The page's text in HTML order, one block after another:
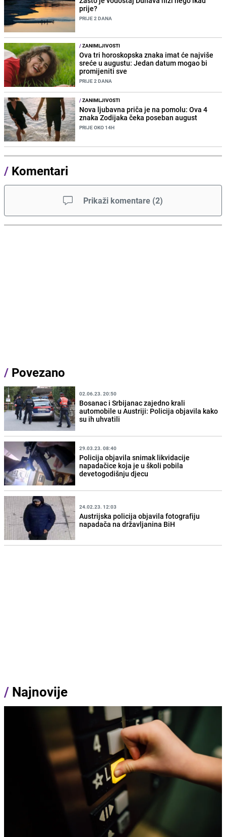
prije?
PRIJE 2 DANA
/ZANIMLJIVOSTI
Ova tri horoskopska znaka imat će najviše
sreće u augustu: Jedan datum mogao bi
promijeniti sve
PRIJE 2 DANA
/ZANIMLJIVOSTI
Nova ljubavna priča je na pomolu: Ova 4
znaka Zodijaka čeka poseban august
PRIJE OKO 14H
/ Komentari
Prikaži komentare (2)
/ Povezano
02.06.23. 20:50
Bosanac i Srbijanac zajedno krali
automobile u Austriji: Policija objavila kako
su ih uhvatili
29.03.23. 08:40
Policija objavila snimak likvidacije
napadačice koja je u školi pobila
devetogodišnju djecu
24.02.23. 12:03
Austrijska policija objavila fotografiju
napadača na državljanina BiH
/ Najnovije